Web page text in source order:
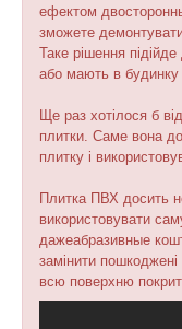
ефектом
зможете
Таке рішення
або мають в
Ще раз хотілося б
плитки. Саме вона
плитку і
Плитка ПВХ досить
використовувати
дажеабразивные
замінити
всю поверхню